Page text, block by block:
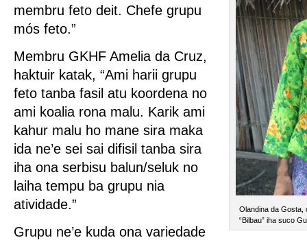
Olandina da Gosta,
“Bilbau” iha suco
membru feto deit. Chefe grupu
mós feto.”
Membru GKHF Amelia da Cruz,
haktuir katak, “Ami harii grupu
feto tanba fasil atu koordena no
ami koalia rona malu. Karik ami
kahur malu ho mane sira maka
ida ne’e sei sai difisil tanba sira
iha ona serbisu balun/seluk no
laiha tempu ba grupu nia
atividade.”
Grupu ne’e kuda ona variedade